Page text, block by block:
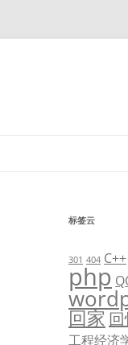
标签云
301 404 C++
php
回家
工程经济